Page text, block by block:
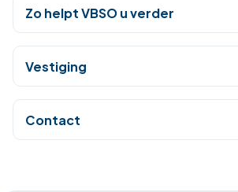
Zo helpt VBSO u verder
Vestiging
Contact